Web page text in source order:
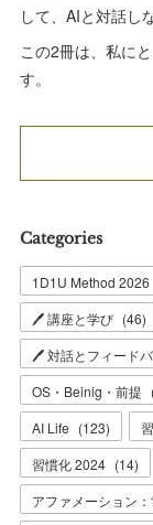
して、AIと対話し
この2冊は、私に
す。
Categories
1D1U Method 2026
🖊 講座と学び (46)
🖊 対話とフィード
OS・Beinig・前提
AI Life (123)
習慣化 2024 (14)
アファメーション